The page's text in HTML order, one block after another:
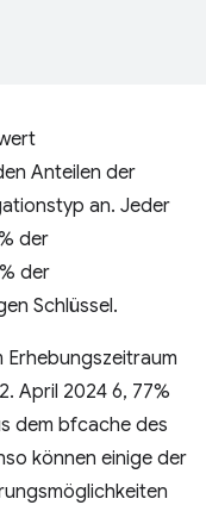
Anteilen der
an. Jeder
der
der
Schlüssel.
Erhebungszeitraum
April 2024 6, 77%
dem bfcache des
können einige der